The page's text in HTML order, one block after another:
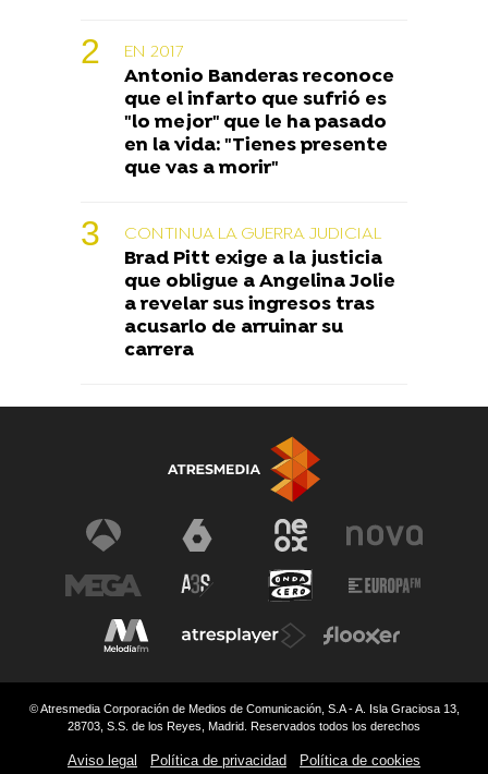
EN 2017
Antonio Banderas reconoce
que el infarto que sufrió es
"lo mejor" que le ha pasado
en la vida: "Tienes presente
que vas a morir"
CONTINUA LA GUERRA JUDICIAL
Brad Pitt exige a la justicia
que obligue a Angelina Jolie
a revelar sus ingresos tras
acusarlo de arruinar su
carrera
© Atresmedia Corporación de Medios de Comunicación, S.A - A. Isla Graciosa 13,
28703, S.S. de los Reyes, Madrid. Reservados todos los derechos
Aviso legal Política de privacidad Política de cookies